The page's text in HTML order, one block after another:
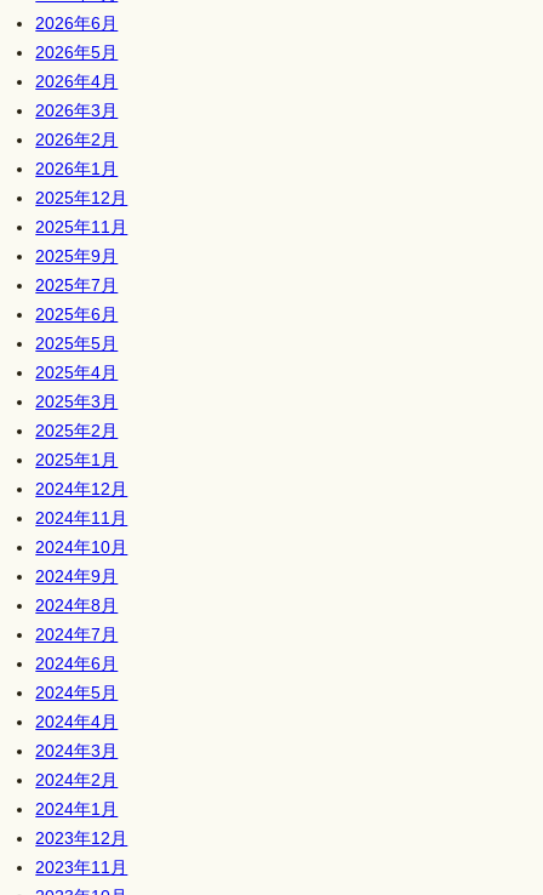
2026年6月
2026年5月
2026年4月
2026年3月
2026年2月
2026年1月
2025年12月
2025年11月
2025年9月
2025年7月
2025年6月
2025年5月
2025年4月
2025年3月
2025年2月
2025年1月
2024年12月
2024年11月
2024年10月
2024年9月
2024年8月
2024年7月
2024年6月
2024年5月
2024年4月
2024年3月
2024年2月
2024年1月
2023年12月
2023年11月